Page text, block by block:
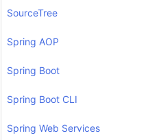
SourceTree
Spring AOP
Spring Boot
Spring Boot CLI
Spring Web Services